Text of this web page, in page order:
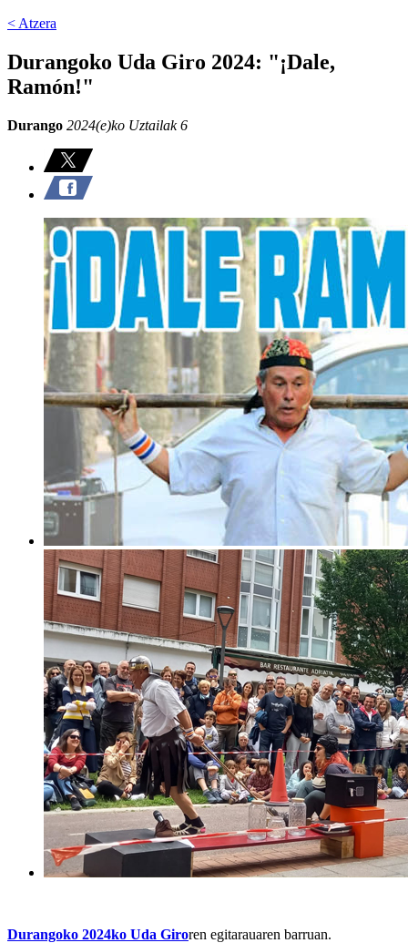
< Atzera
Durangoko Uda Giro 2024: "¡Dale,
Ramón!"
Durango 2024(e)ko Uztailak 6
Durangoko 2024ko Uda Giroren egitarauaren barruan.